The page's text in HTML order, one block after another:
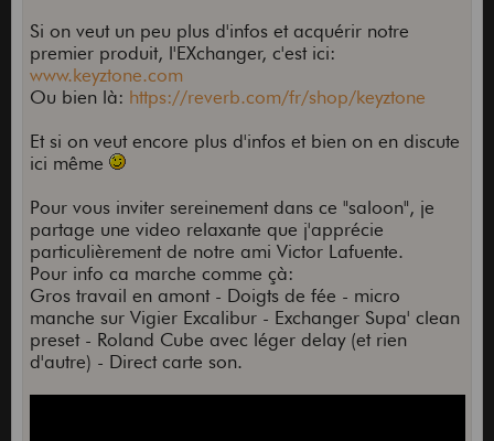
Si on veut un peu plus d'infos et acquérir notre
premier produit, l'EXchanger, c'est ici:
www.keyztone.com
Ou bien là: https://reverb.com/fr/shop/keyztone
Et si on veut encore plus d'infos et bien on en discute
ici même
Pour vous inviter sereinement dans ce "saloon", je
partage une video relaxante que j'apprécie
particulièrement de notre ami Victor Lafuente.
Pour info ca marche comme çà:
Gros travail en amont - Doigts de fée - micro
manche sur Vigier Excalibur - Exchanger Supa' clean
preset - Roland Cube avec léger delay (et rien
d'autre) - Direct carte son.